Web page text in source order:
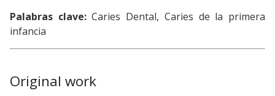
Palabras clave:Caries Dental, Caries de la primera
infancia
Original work